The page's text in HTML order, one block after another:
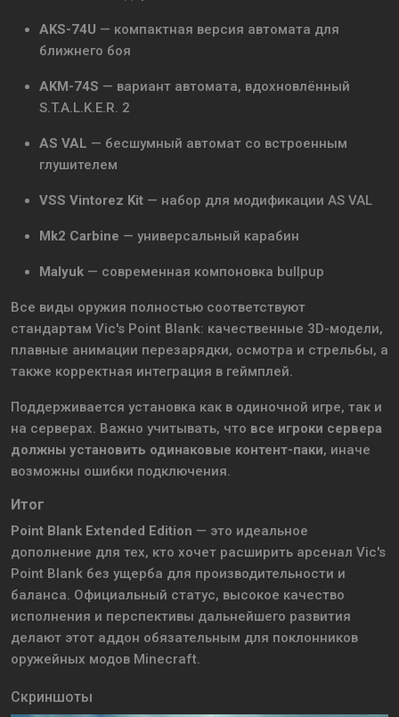
AKS-74U — компактная версия автомата для
ближнего боя
AKM-74S — вариант автомата, вдохновлённый
S.T.A.L.K.E.R. 2
AS VAL — бесшумный автомат со встроенным
глушителем
VSS Vintorez Kit — набор для модификации AS VAL
Mk2 Carbine — универсальный карабин
Malyuk — современная компоновка bullpup
Все виды оружия полностью соответствуют
стандартам Vic's Point Blank: качественные 3D-модели,
плавные анимации перезарядки, осмотра и стрельбы, а
также корректная интеграция в геймплей.
Поддерживается установка как в одиночной игре, так и
на серверах. Важно учитывать, что все игроки сервера
должны установить одинаковые контент-паки, иначе
возможны ошибки подключения.
Итог
Point Blank Extended Edition — это идеальное
дополнение для тех, кто хочет расширить арсенал Vic's
Point Blank без ущерба для производительности и
баланса. Официальный статус, высокое качество
исполнения и перспективы дальнейшего развития
делают этот аддон обязательным для поклонников
оружейных модов Minecraft.
Скриншоты